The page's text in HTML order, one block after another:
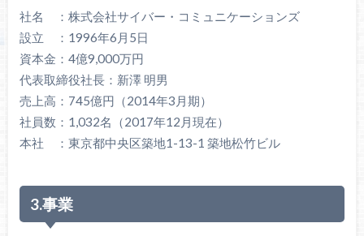
社名 ：株式会社サイバー・コミュニケーションズ
設立 ：1996年6月5日
資本金：4億9,000万円
代表取締役社長：新澤 明男
売上高：745億円（2014年3月期）
社員数：1,032名（2017年12月現在）
本社 ：東京都中央区築地1-13-1 築地松竹ビル
3.事業